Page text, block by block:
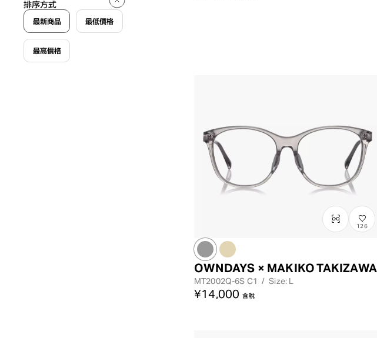
排序方式
最新商品 最低價格
最高價格
126
OWNDAYS × MAKIKO TAKIZAWA
MT2002Q-6S C1 / Size: L
¥14,000 含稅